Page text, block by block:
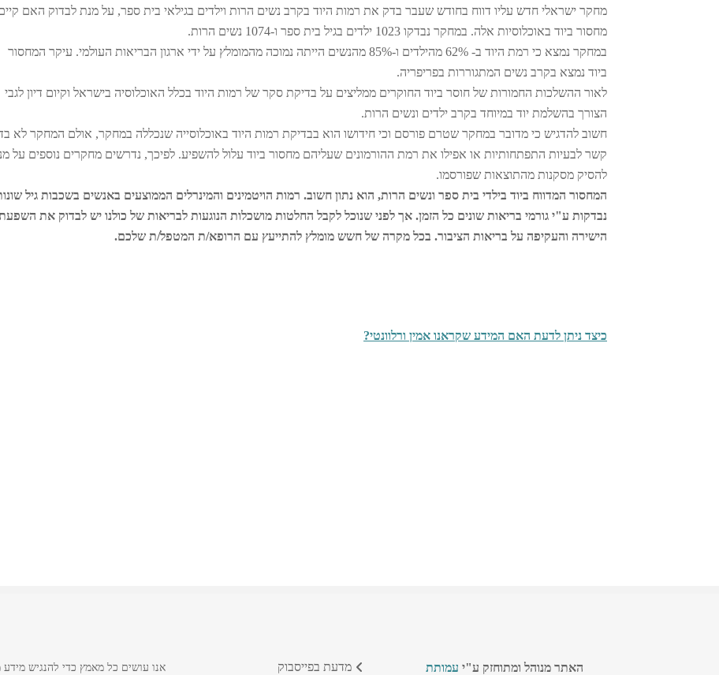
מחקר ישראלי חדש עליו דווח בחודש שעבר בדק את רמות היוד בקרב נשים הרות וילדים בגילאי בית ספר, על מנת לבדוק האם
מחסור ביוד באוכלוסיות אלה. במחקר נבדקו 1023 ילדים בגיל בית ספר ו-1074 נשים הרות.
במחקר נמצא כי רמת היוד ב- 62% מהילדים ו-85% מהנשים הייתה נמוכה מהמומלץ על ידי ארגון הבריאות העולמי. עיקר המחסור
ביוד נמצא בקרב נשים המתגוררות בפריפריה.
לאור ההשלכות החמורות של חוסר ביוד החוקרים ממליצים על בדיקת סקר של רמות היוד בכלל האוכלוסיה בישראל וקיום דיון לגבי
הצורך בהשלמת יוד במיוחד בקרב ילדים ונשים הרות.
חשוב להדגיש כי מדובר במחקר שטרם פורסם וכי חידושו הוא בבדיקת רמות היוד באוכלוסייה שנכללה במחקר, אולם המחקר לא
קשר לבעיות התפתחותיות או אפילו את רמת ההורמונים שעליהם מחסור ביוד עלול להשפיע. לפיכך, נדרשים מחקרים נוספים על
להסיק מסקנות מהתוצאות שפורסמו.
המחסור המדווח ביוד בילדי בית ספר ונשים הרות, הוא נתון חשוב. רמות הויטמינים והמינרלים הממוצעים באנשים בשכבות גיל
נבדקות ע"י גורמי בריאות שונים כל הזמן. אך לפני שנוכל לקבל החלטות מושכלות הנוגעות לבריאות של כולנו יש לבדוק את
הישירה והעקיפה על בריאות הציבור. בכל מקרה של חשש מומלץ להתייעץ עם הרופא/ת המטפל/ת שלכם.
כיצד ניתן לדעת האם המידע שקראנו אמין ורלוונטי?
האתר מנוהל ומתוחזק ע"י עמותת מדעת בפייסבוק אנו עושים כל מאמץ כדי להנגיש מידע